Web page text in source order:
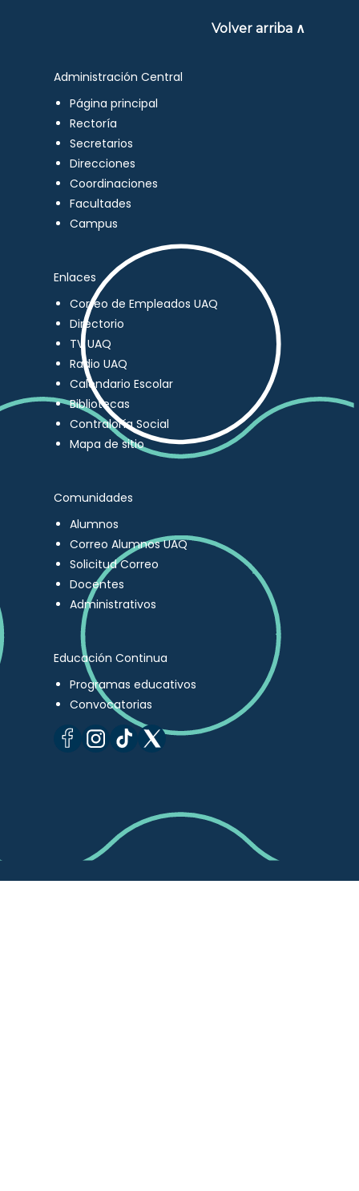
Volver arriba ∧
Administración Central
Página principal
Rectoría
Secretarios
Direcciones
Coordinaciones
Facultades
Campus
Enlaces
Correo de Empleados UAQ
Directorio
TV UAQ
Radio UAQ
Calendario Escolar
Bibliotecas
Contraloría Social
Mapa de sitio
Comunidades
Alumnos
Correo Alumnos UAQ
Solicitud Correo
Docentes
Administrativos
Educación Continua
Programas educativos
Convocatorias